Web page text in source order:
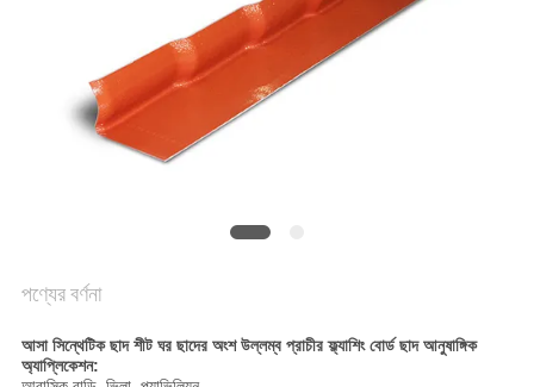
পণ্যের বর্ণনা
আসা সিন্থেটিক ছাদ শীট ঘর ছাদের অংশ উল্লম্ব প্রাচীর ফ্ল্যাশিং বোর্ড ছাদ আনুষাঙ্গিক
অ্যাপ্লিকেশন: